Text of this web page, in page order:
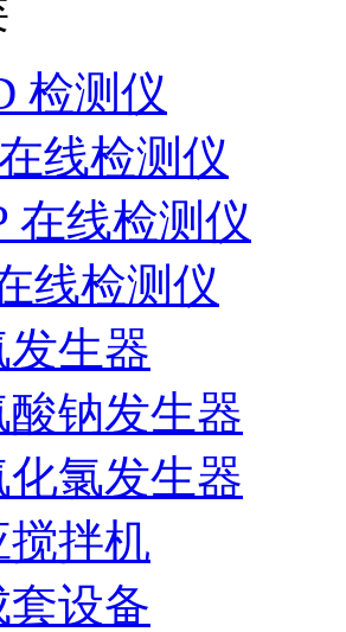
检测仪
线检测仪
在线检测仪
线检测仪
发生器
酸钠发生器
化氯发生器
搅拌机
设备